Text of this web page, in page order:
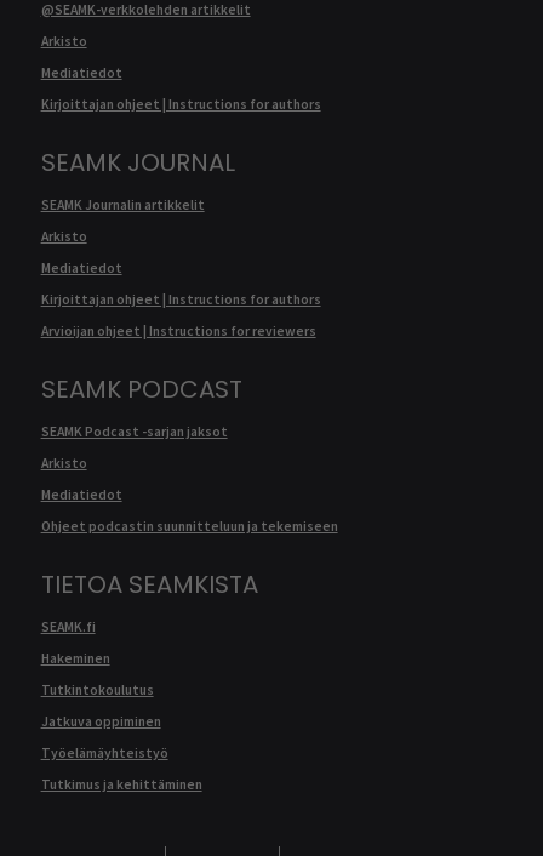
@SEAMK-verkkolehden artikkelit
Arkisto
Mediatiedot
Kirjoittajan ohjeet | Instructions for authors
SEAMK JOURNAL
SEAMK Journalin artikkelit
Arkisto
Mediatiedot
Kirjoittajan ohjeet | Instructions for authors
Arvioijan ohjeet | Instructions for reviewers
SEAMK PODCAST
SEAMK Podcast -sarjan jaksot
Arkisto
Mediatiedot
Ohjeet podcastin suunnitteluun ja tekemiseen
TIETOA SEAMKISTA
SEAMK.fi
Hakeminen
Tutkintokoulutus
Jatkuva oppiminen
Työelämäyhteistyö
Tutkimus ja kehittäminen